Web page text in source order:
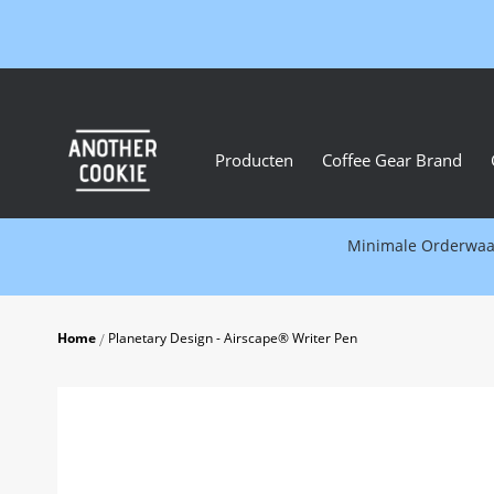
Producten Coffee Gear Brand
Minimale
Home Planetary Design - Airscape® Writer Pen